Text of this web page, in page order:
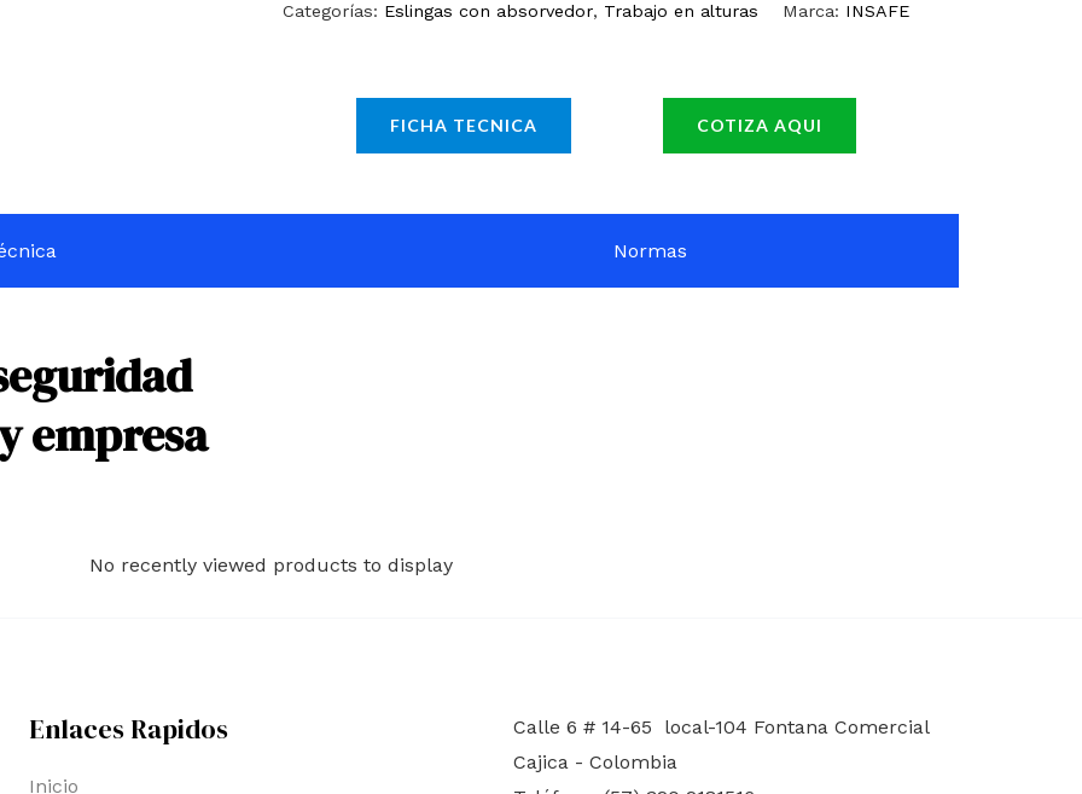
Categorías: Eslingas con absorvedor, Trabajo en alturas Marca: INSAFE
FICHA TECNICA COTIZA AQUI
Normas
empresa
No recently viewed products to display
Enlaces Rapidos
Inicio
Calle 6 # 14-65 local-104 Fontana Comercial
Cajica - Colombia